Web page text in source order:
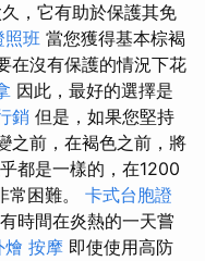
，它有助於保護其免
照班 當您獲得基本棕褐
在沒有保護的情況下花
因此，最好的選擇是
銷 但是，如果您堅持
之前，在褐色之前，將
都是一樣的，在1200
困難。 卡式台胞證
時間在炎熱的一天嘗
燴 按摩 即使使用高防